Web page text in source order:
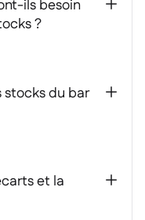
ils besoin
?
+
stocks du bar
+
et la
+